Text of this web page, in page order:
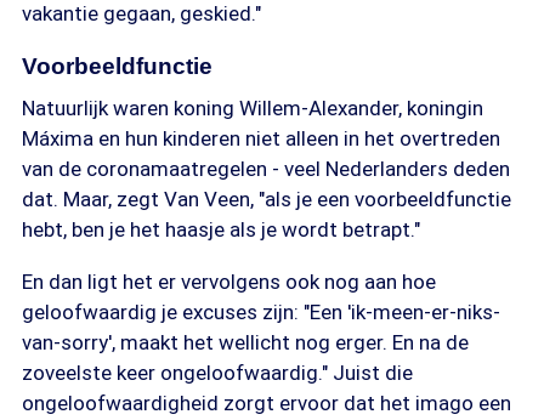
vakantie gegaan, geskied."
Voorbeeldfunctie
Natuurlijk waren koning Willem-Alexander, koningin
Máxima en hun kinderen niet alleen in het overtreden
van de coronamaatregelen - veel Nederlanders deden
dat. Maar, zegt Van Veen, "als je een voorbeeldfunctie
hebt, ben je het haasje als je wordt betrapt."
En dan ligt het er vervolgens ook nog aan hoe
geloofwaardig je excuses zijn: "Een 'ik-meen-er-niks-
van-sorry', maakt het wellicht nog erger. En na de
zoveelste keer ongeloofwaardig." Juist die
ongeloofwaardigheid zorgt ervoor dat het imago een